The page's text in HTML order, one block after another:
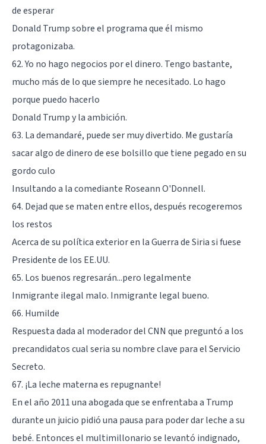
de esperar
Donald Trump sobre el programa que él mismo
protagonizaba.
62. Yo no hago negocios por el dinero. Tengo bastante,
mucho más de lo que siempre he necesitado. Lo hago
porque puedo hacerlo
Donald Trump y la ambición.
63. La demandaré, puede ser muy divertido. Me gustaría
sacar algo de dinero de ese bolsillo que tiene pegado en su
gordo culo
Insultando a la comediante Roseann O'Donnell.
64. Dejad que se maten entre ellos, después recogeremos
los restos
Acerca de su política exterior en la Guerra de Siria si fuese
Presidente de los EE.UU.
65. Los buenos regresarán...pero legalmente
Inmigrante ilegal malo. Inmigrante legal bueno.
66. Humilde
Respuesta dada al moderador del CNN que preguntó a los
precandidatos cual seria su nombre clave para el Servicio
Secreto.
67. ¡La leche materna es repugnante!
En el año 2011 una abogada que se enfrentaba a Trump
durante un juicio pidió una pausa para poder dar leche a su
bebé. Entonces el multimillonario se levantó indignado,